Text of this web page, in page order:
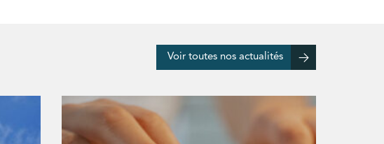
Voir toutes nos actualités